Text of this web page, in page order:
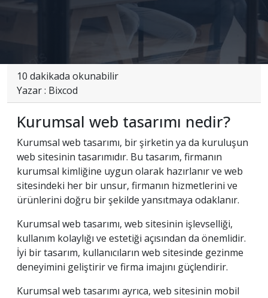
10 dakikada okunabilir
Yazar : Bixcod
Kurumsal web tasarımı nedir?
Kurumsal web tasarımı, bir şirketin ya da kuruluşun
web sitesinin tasarımıdır. Bu tasarım, firmanın
kurumsal kimliğine uygun olarak hazırlanır ve web
sitesindeki her bir unsur, firmanın hizmetlerini ve
ürünlerini doğru bir şekilde yansıtmaya odaklanır.
Kurumsal web tasarımı, web sitesinin işlevselliği,
kullanım kolaylığı ve estetiği açısından da önemlidir.
İyi bir tasarım, kullanıcıların web sitesinde gezinme
deneyimini geliştirir ve firma imajını güçlendirir.
Kurumsal web tasarımı ayrıca, web sitesinin mobil